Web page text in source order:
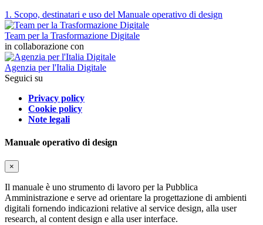
1. Scopo, destinatari e uso del Manuale operativo di design
Team per la Trasformazione Digitale
in collaborazione con
Agenzia per l'Italia Digitale
Seguici su
Privacy policy
Cookie policy
Note legali
Manuale operativo di design
×
Il manuale è uno strumento di lavoro per la Pubblica
Amministrazione e serve ad orientare la progettazione di ambienti
digitali fornendo indicazioni relative al service design, alla user
research, al content design e alla user interface.